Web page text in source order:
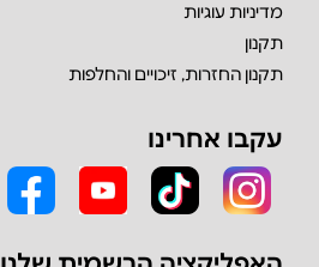
מדיניות עוגיות
תקנון
תקנון החזרות, זיכויים והחלפות
עקבו אחרינו